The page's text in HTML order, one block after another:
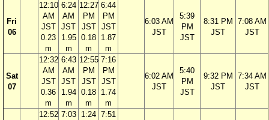
Fri
06
12:10
AM
JST
0.23
m
6:24
AM
JST
1.95
m
12:27
PM
JST
0.18
m
6:44
PM
JST
1.87
m
6:03 AM
JST
5:39
PM
JST
8:31 PM
JST
7:08 AM
JST
Sat
07
12:32
AM
JST
0.36
m
6:43
AM
JST
1.94
m
12:55
PM
JST
0.18
m
7:16
PM
JST
1.74
m
6:02 AM
JST
5:40
PM
JST
9:32 PM
JST
7:34 AM
JST
12:52 7:03
1:24 7:51